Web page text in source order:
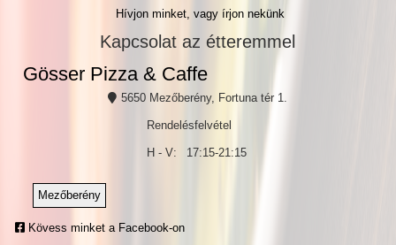
Hívjon minket, vagy írjon nekünk
Kapcsolat az étteremmel
Gösser Pizza & Caffe
5650 Mezőberény, Fortuna tér 1.
Rendelésfelvétel
H - V: 17:15-21:15
Mezőberény
Kövess minket a Facebook-on